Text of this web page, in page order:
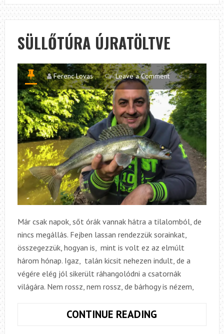
NAGY
HALAK
NYOMÁBAN
SÜLLŐTÚRA ÚJRATÖLTVE
Ferenc Lovas Leave a Comment
Már csak napok, sőt órák vannak hátra a tilalomból, de
nincs megállás. Fejben lassan rendezzük sorainkat,
összegezzük, hogyan is, mint is volt ez az elmúlt
három hónap. Igaz, talán kicsit nehezen indult, de a
végére elég jól sikerült ráhangolódni a csatornák
világára. Nem rossz, nem rossz, de bárhogy is nézem,
CONTINUE READING